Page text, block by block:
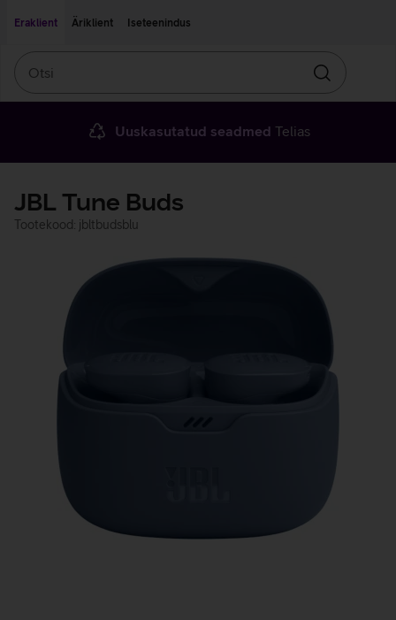
Eraklient
Äriklient Iseteenindus
Otsin
Uuskasutatud seadmed Telias
JBL Tune Buds
Tootekood: jbltbudsblu